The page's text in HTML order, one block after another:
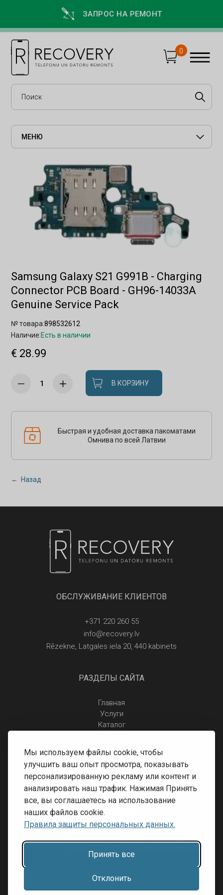
Мы используем файлы cookie, чтобы
улучшить ваш опыт просмотра, показывать
персонализированную рекламу или контент и
анализировать наш трафик. Нажимая Принять
все, вы соглашаетесь на использование
наших файлов cookie.
Правила защиты персональных данных.
Принять все
Отклонить
ЗАПРОС НА РЕМОНТ
0
МЕНЮ
Samsung Galaxy S21 G991B - Charging
Connector PCB Board - GH96-14033A
Genuine Service Pack
№ товара:898532612
Наличие:Есть в наличии
€ 28.99
В КОРЗИНУ
Быстрая и удобная доставка пакоматами
Омнива по всей Латвии
← Назад
ОБСЛУЖИВАНИЕ КЛИЕНТОВ
+371 220 260 55
info@recovery.lv
Rēzekne, Latgales iela 20, 440 kabinets
РАЗДЕЛЫ САЙТА
Главная
Услуги
Каталог
Правила защиты персональных данных
Доставка и оплата
Условия возврата
Разработка сайта:Inibrand